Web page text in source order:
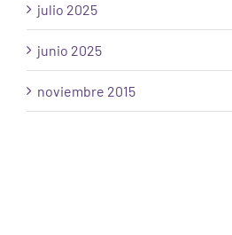
julio 2025
junio 2025
noviembre 2015